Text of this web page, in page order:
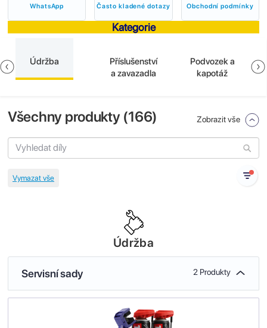
WhatsApp Často kladené dotazy Obchodní podmínky
Kategorie
Údržba
Příslušenství
a zavazadla
Podvozek a
kapotáž
Všechny produkty (166) Zobrazit vše
Údržba
Servisní sady 2 Produkty